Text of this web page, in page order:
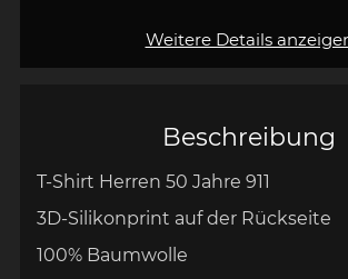
Beschreibung
T-Shirt Herren 50 Jahre 911
3D-Silikonprint auf der Rückseite
100% Baumwolle
Weitere Details